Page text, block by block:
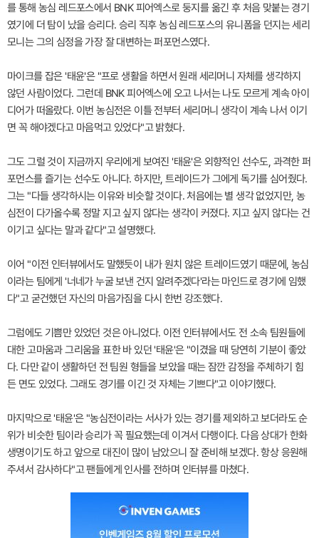
를 통해 농심 레드포스에서 BNK 피어엑스로 둥지를 옮긴 후 처음 맞붙는 경기
였기에 더 탐이 났을 승리다. 승리 직후 농심 레드포스의 유니폼을 던지는 세리
모니는 그의 심정을 가장 잘 대변하는 퍼포먼스였다.
마이크를 잡은 '태윤'은 "프로 생활을 하면서 원래 세리머니 자체를 생각하지
않던 사람이었다. 그런데 BNK 피어엑스에 오고 나서는 나도 모르게 계속 아이
디어가 떠올랐다. 이번 농심전은 이틀 전부터 세리머니 생각이 계속 나서 이기
면 꼭 해야겠다고 마음먹고 있었다"고 밝혔다.
그도 그럴 것이 지금까지 우리에게 보여진 '태윤'은 외향적인 선수도, 과격한 퍼
포먼스를 즐기는 선수도 아니다. 하지만, 트레이드가 그에게 독기를 심어줬다.
그는 "다들 생각하시는 이유와 비슷할 것이다. 처음에는 별 생각 없었지만, 농
심전이 다가올수록 정말 지고 싶지 않다는 생각이 커졌다. 지고 싶지 않다는 건
이기고 싶다는 말과 같다"고 설명했다.
이어 "이전 인터뷰에서도 말했듯이 내가 원치 않은 트레이드였기 때문에, 농심
이라는 팀에게 '너네가 누굴 보낸 건지 알려주겠다'라는 마인드로 경기에 임했
다"고 굳건했던 자신의 마음가짐을 다시 한번 강조했다.
그럼에도 기쁨만 있었던 것은 아니었다. 이전 인터뷰에서도 전 소속 팀원들에
대한 고마움과 그리움을 표한 바 있던 '태윤'은 "이겼을 때 당연히 기분이 좋았
다. 다만 같이 생활하던 전 팀원 형들을 보았을 때는 잠깐 감정을 주체하기 힘
든 면도 있었다. 그래도 경기를 이긴 것 자체는 기쁘다"고 이야기했다.
마지막으로 '태윤'은 "농심전이라는 서사가 있는 경기를 제외하고 보더라도 순
위가 비슷한 팀이라 승리가 꼭 필요했는데 이겨서 다행이다. 다음 상대가 한화
생명이기도 하고 앞으로 대진이 많이 남았으니 잘 준비해 보겠다. 항상 응원해
주셔서 감사하다"고 팬들에게 인사를 전하며 인터뷰를 마쳤다.